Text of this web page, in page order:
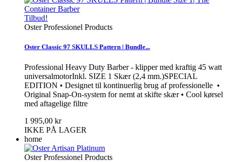
Tilbud!
Oster Professionel Products
Oster Classic 97 SKULLS Pattern | Bundle...
Professional Heavy Duty Barber - klipper med kraftig 45 watt
universalmotorInkl. SIZE 1 Skær (2,4 mm.)SPECIAL
EDITION • Designet til kontinuerlig brug af professionelle •
Original Snap-On-system for nemt at skifte skær • Cool kørsel
med aftagelige filtre
1 995,00 kr
IKKE PÅ LAGER
home
Oster Professionel Products